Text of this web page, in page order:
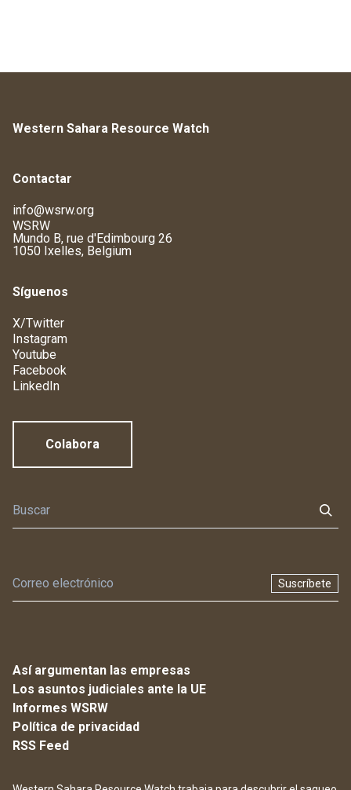
Western Sahara Resource Watch
Contactar
info@wsrw.org
WSRW
Mundo B, rue d'Edimbourg 26
1050 Ixelles, Belgium
Síguenos
X/Twitter
Instagram
Youtube
Facebook
LinkedIn
Colabora
Suscríbete
Así argumentan las empresas
Los asuntos judiciales ante la UE
Informes WSRW
Política de privacidad
RSS Feed